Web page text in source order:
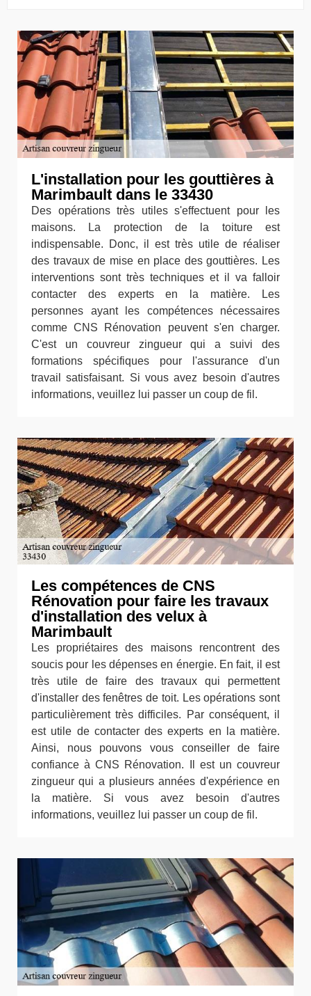
L'installation pour les gouttières à
Marimbault dans le 33430
Des opérations très utiles s'effectuent pour les
maisons. La protection de la toiture est
indispensable. Donc, il est très utile de réaliser
des travaux de mise en place des gouttières. Les
interventions sont très techniques et il va falloir
contacter des experts en la matière. Les
personnes ayant les compétences nécessaires
comme CNS Rénovation peuvent s'en charger.
C'est un couvreur zingueur qui a suivi des
formations spécifiques pour l'assurance d'un
travail satisfaisant. Si vous avez besoin d'autres
informations, veuillez lui passer un coup de fil.
Les compétences de CNS
Rénovation pour faire les travaux
d'installation des velux à
Marimbault
Les propriétaires des maisons rencontrent des
soucis pour les dépenses en énergie. En fait, il est
très utile de faire des travaux qui permettent
d'installer des fenêtres de toit. Les opérations sont
particulièrement très difficiles. Par conséquent, il
est utile de contacter des experts en la matière.
Ainsi, nous pouvons vous conseiller de faire
confiance à CNS Rénovation. Il est un couvreur
zingueur qui a plusieurs années d'expérience en
la matière. Si vous avez besoin d'autres
informations, veuillez lui passer un coup de fil.